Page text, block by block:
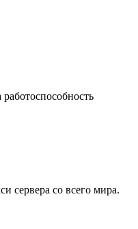
сервера со всего мира.